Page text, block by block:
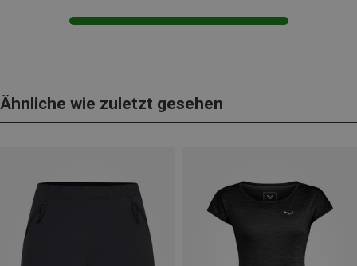
Ähnliche wie zuletzt gesehen